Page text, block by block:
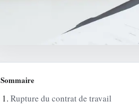
Sommaire
Rupture du contrat de travail